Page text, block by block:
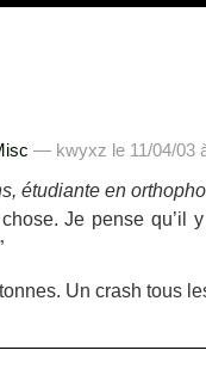
— kwyxz le 11/04/03
étudiante en
Je pense qu’il
Un crash tous